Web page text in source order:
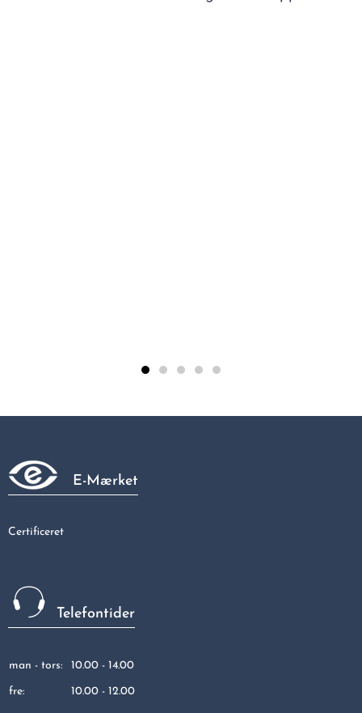
176,86 kr
E-Mærket
Certificeret
Telefontider
man - tors: 10.00 - 14.00
fre: 10.00 - 12.00